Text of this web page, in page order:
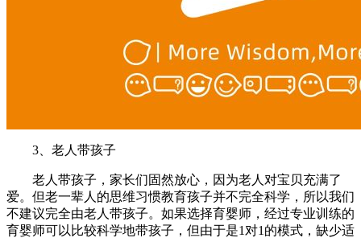
3、老人带孩子
老人带孩子，家长们固然放心，因为老人对宝贝充满了
爱。但老一辈人的思维习惯教育孩子并不完全科学，所以我们
不建议完全由老人带孩子。如果选择育婴师，经过专业训练的
育婴师可以比较科学地带孩子，但由于是1对1的模式，缺少适